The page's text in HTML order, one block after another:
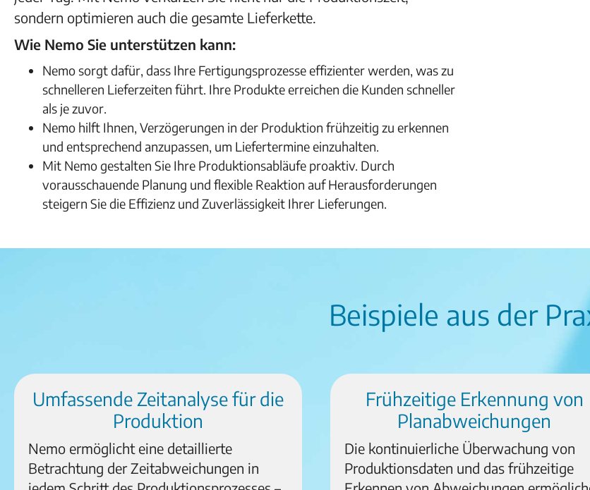
sondern optimieren auch die gesamte Lieferkette.
Wie Nemo Sie unterstützen kann:
Nemo sorgt dafür, dass Ihre Fertigungsprozesse effizienter werden, was zu
schnelleren Lieferzeiten führt. Ihre Produkte erreichen die Kunden schneller
als je zuvor.
Nemo hilft Ihnen, Verzögerungen in der Produktion frühzeitig zu erkennen
und entsprechend anzupassen, um Liefertermine einzuhalten.
Mit Nemo gestalten Sie Ihre Produktionsabläufe proaktiv. Durch
vorausschauende Planung und flexible Reaktion auf Herausforderungen
steigern Sie die Effizienz und Zuverlässigkeit Ihrer Lieferungen.
Beispiele aus der
Umfassende Zeitanalyse für die
Produktion
Nemo ermöglicht eine detaillierte
Betrachtung der Zeitabweichungen in
Frühzeitige Erkennung von
Planabweichungen
Die kontinuierliche Überwachung von
Produktionsdaten und das frühzeitige